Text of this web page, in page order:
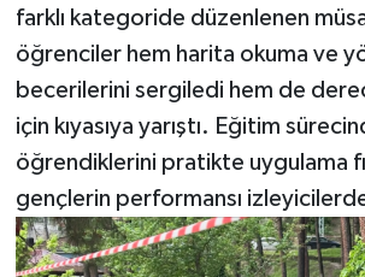
farklı kategoride düzenlenen
öğrenciler hem harita okuma ve
becerilerini sergiledi hem de
için kıyasıya yarıştı. Eğitim
öğrendiklerini pratikte uygulama
gençlerin performansı